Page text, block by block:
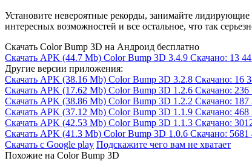
Установите невероятные рекорды, занимайте
интересных возможностей и все остальное, что так
Скачать Color Bump 3D на Андроид бесплатно
Скачать APK (44.7 Mb) Color Bump 3D 3.4.9 Скачано: 13
Другие версии приложения:
Скачать APK (38.16 Mb) Color Bump 3D 3.2.8 Скачано: 16
Скачать APK (17.62 Mb) Color Bump 3D 1.2.6 Скачано: 236
Скачать APK (38.86 Mb) Color Bump 3D 1.2.2 Скачано: 187
Скачать APK (37.12 Mb) Color Bump 3D 1.1.9 Скачано: 468
Скачать APK (42.53 Mb) Color Bump 3D 1.1.3 Скачано:
Скачать APK (41.3 Mb) Color Bump 3D 1.0.6 Скачано: 5681
Скачать с Google play Подскажите чего вам не хватает
Похожие на Color Bump 3D